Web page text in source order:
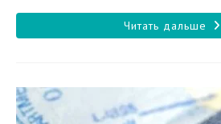
записи:
Читать дальше